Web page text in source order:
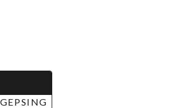
APOYO A LAS